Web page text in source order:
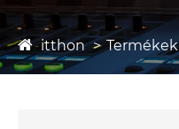
itthon Termékek